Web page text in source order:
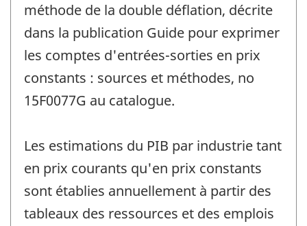
méthode de la double déflation, décrite
dans la publication Guide pour exprimer
les comptes d'entrées-sorties en prix
constants : sources et méthodes, no
15F0077G au catalogue.
Les estimations du PIB par industrie tant
en prix courants qu'en prix constants
sont établies annuellement à partir des
tableaux des ressources et des emplois